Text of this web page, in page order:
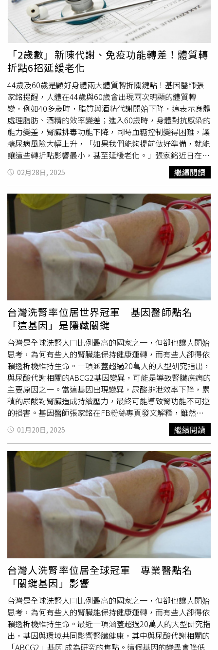
性檢測以胃鏡檢查為主，適用於高風險族群；非侵入性檢測
則包含糞便抗原檢測、碳13尿素吹氣法，以及利用次世代基
因定序技術(NGS)的「癌知因」檢測服務。美國國衛院
(NIH)網站收錄的日本研究指出(註)，幽門螺旋桿菌感染且
同時帶有高風險基因，罹患胃癌的風險顯著提高。訊聯基因
的癌症基因風險檢測(癌知因)，可針對遺傳性胃癌相關的
MLH1、MSH2、MSH6、BRCA1、BRCA2、PALB2、APC、
STK11、TP53等9大高風險基因進行檢測，提供胃癌早期篩
檢與精準評估，協助受檢者在疾病發生前及早預防，且一生
只需要檢測一次。蕭榮隆醫師提醒，幽門螺旋桿菌的傳染途
徑包含受污染的水、食物和唾液，家庭成員間的相互傳染是
重要來源。日常應注意飲食衛生，避免共用餐具，並定期進
行檢測。即便是未納入胃癌公費篩檢的部分族群，也可以早
一步檢測與預防，防範癌症悄然來襲，有效捍「胃」健康。
「2歲數」新陳代謝、免疫功能轉差！體質轉
折點6招延緩老化
44歲及60歲是顧好身體兩大體質轉折關鍵點！基因醫師張
家銘提醒，人體在44歲與60歲會出現兩次明顯的體質轉
變，例如40多歲時，脂質與酒精代謝開始下降，這表示身體
處理脂肪、酒精的效率變差；進入60歲時，身體對抗感染的
能力變差，腎臟排毒功能下降，同時血糖控制變得困難，讓
糖尿病風險大幅上升，「如果我們能夠提前做好準備，就能
讓這些轉折點影響最小，甚至延緩老化。」張家銘近日在臉
書粉專發文指出，很多人到了40多歲會開始發現：「怎麼吃
一樣的東西，卻比以前更容易胖？」「以前喝酒沒事，現在
一喝就宿醉？」「以前熬夜還行，現在只要晚睡一天，就要
好幾天才能補回來？」再過20年，到了60歲，又會開始聽
到：「以前身體硬朗，現在動不動就感冒？」、「血壓、血
糖突然飆高？」、「怎麼這幾年肌肉流失這麼快？」他表
示，這些都不是錯覺，而是人體老化的「雙波浪效應」。對
此，他援引刊登在2024年Nature Aging期刊研究指出，人體
在44歲與60歲會出現兩次明顯的體質轉變，影響新陳代
謝、免疫功能、內臟健康，甚至疾病風險，「如果我們能夠
提前做好準備，就能讓這些轉折點影響最小，甚至延緩老
化。」張家銘補充，進入40多歲，脂質與酒精代謝開始下
降，這表示身體處理脂肪、酒精的效率變差。這也是為什麼
很多人到了這個年紀，發現明明吃得跟以前一樣，卻開始變
胖，肚子變大，甚至連運動的效果都不如以往。因此他也提
醒，這個時期應該注意以下三件事減少高脂、高糖、高酒精
攝取：張家銘指出，這時候的身體不像年輕時能快速代謝這
些東西，長期下來會導致高血脂、脂肪肝、甚至心血管疾
病。酒精代謝變慢，還會讓宿醉時間變長，甚至影響肝臟健
康。控制體重、增加肌肉量：40歲後的基礎代謝率下降，如
果不改變飲食與運動習慣，體重容易直線上升。這時候的運
動不只是為了「瘦」，更是為了「維持肌肉」，因為肌肉流
失會加速老化，讓你更容易疲勞，甚至影響血糖穩定。注意
咖啡因代謝變化：有些人到了40多歲，開始發現喝咖啡容易
心悸、影響睡眠，這可能跟肝臟酵素活性變化有關。如果你
開始發現喝咖啡的影響變大，可以調整咖啡的時間，避免影
響晚上的睡眠品質。接著當60歲來臨，身體的變化會更明
顯，張家銘解釋，這次的主角是免疫系統、腎臟與血糖代
謝。這時候，身體對抗感染的能力變差，腎臟排毒功能下
降，同時血糖控制變得困難，讓糖尿病風險大幅上升。因此
這個時期，最該注意以下三件事：提升免疫力，防止「免疫
衰老」：60歲後，免疫系統不再像年輕時那麼靈敏，容易出
現慢性發炎，導致各種疾病風險上升，甚至影響記憶力、心
血管健康。因此，維持充足的維生素D、蛋白質攝取，並保
持規律運動，能幫助免疫系統維持較好的狀態。保護腎臟，
減少高鈉、高蛋白負擔：張家銘提醒，這時候，腎臟開始老
化，血尿素氮（BUN）升高，腎小球過濾率下降，身體的
排毒效率變差。如果長期吃高鹽、高蛋白的食物，腎臟負擔
會更大，甚至可能導致腎病風險上升。減少加工食品、泡
麵、醃漬食品，適量攝取蛋白質，不要過量，能幫助腎臟減
少負擔。控制血糖，避免糖尿病風險飆升：張家銘說明，由
於60歲後，胰島素敏感度降低，血糖波動變大，這是為什麼
02月28日, 2025 繼續閱讀
台灣洗腎率位居世界冠軍 基因醫師點名
「這基因」是隱藏關鍵
台灣是全球洗腎人口比例最高的國家之一，但卻也讓人開始
思考，為何有些人的腎臟能保持健康運轉，而有些人卻得依
賴透析機維持生命。一項涵蓋超過20萬人的大型研究指出，
與尿酸代謝相關的ABCG2基因變異，可能是導致腎臟疾病的
主要原因之一。當這基因出現變異，尿酸排泄效率下降，累
積的尿酸對腎臟造成持續壓力，最終可能導致腎功能不可逆
的損害。基因醫師張家銘在FB粉絲專頁發文解釋，雖然基
因帶來先天上的脆弱性，但基因的影響並非單一因素，台灣
人偏愛高鹽、高油的飲食習慣也在加速腎臟的負擔。熱愛海
鮮、內臟等高嘌呤食物，加上長時間工時、缺乏運動、濫用
止痛藥與中草藥等習慣，無形中為腎臟這台引擎踩下了過載
的油門。張家銘醫師舉例，例如一名帶有ABCG2基因變異的
中年男性，因應酬經常飲用高鹽濃湯，宵夜則偏好鹹酥雞搭
配啤酒，遇到腰痠背痛時還依賴不明成分的中草藥。幾年下
來，他的腎功能逐漸惡化，最終不得不面對透析的命運。雖
然這些情境聽起來令人沮喪，但張家銘醫師認為，基因不代
表命運，而是健康管理的指南針。透過基因檢測了解自身風
險，便能採取有效的預防措施。例如，帶有ABCG2基因變異
的人應嚴格控制尿酸水平，避免高嘌呤食物，多飲水，並透
過規律運動改善代謝功能。這些小小的改變可以大幅減輕腎
臟的壓力。此外，定期健康檢查至關重要，追蹤尿素氮、肌
酸酐和尿酸濃度，能讓危機在萌芽階段就被發現並處理。張
家銘醫師認為，腎臟每天默默工作，過濾廢物、調節血壓，
甚至影響能量水平與心情，是身體的好夥伴。民眾日常選擇
善待這對器官，它們也會回報長久的健康。張家銘醫師呼籲
民眾，從今天開始，重新審視自己的生活方式，是選擇清淡
飲食還是高鹽濃湯？是每天多喝一杯水還是繼續熬夜喝含糖
01月20日, 2025 繼續閱讀
台灣人洗腎率位居全球冠軍 專業醫點名
「關鍵基因」影響
台灣是全球洗腎人口比例最高的國家之一，但卻也讓人開始
思考，為何有些人的腎臟能保持健康運轉，而有些人卻得依
賴透析機維持生命。最近一項涵蓋超過20萬人的大型研究指
出，基因與環境共同影響腎臟健康，其中與尿酸代謝相關的
「ABCG2」基因 成為研究的焦點。這個基因的變異會降低